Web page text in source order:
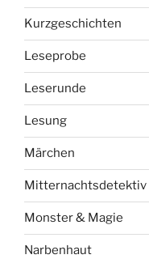
Kurzgeschichten
Leseprobe
Leserunde
Lesung
Märchen
Mitternachtsdetektiv
Monster & Magie
Narbenhaut